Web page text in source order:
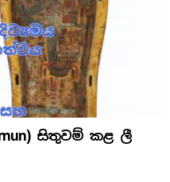
සිතුවම් කළ ලී